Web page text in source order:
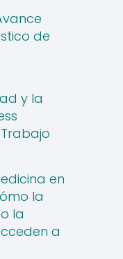
de
y la
en
la
la
a